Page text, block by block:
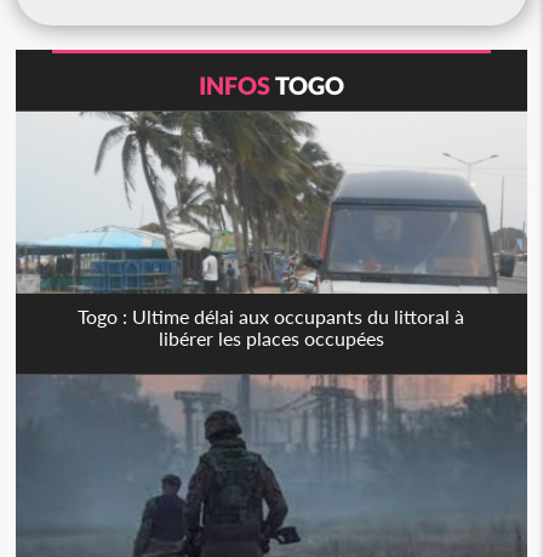
INFOSTOGO
Togo : Ultime délai aux occupants du littoral à
libérer les places occupées